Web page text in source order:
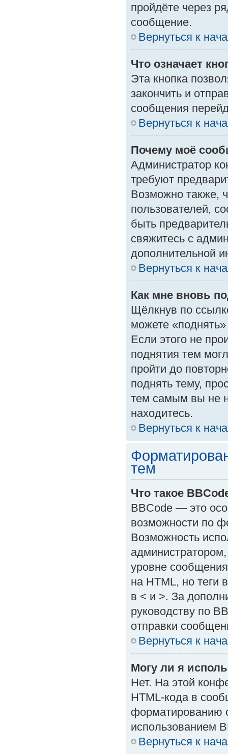
пройдёте через
сообщение.
Вернуться к
Что означает
Эта кнопка
закончить и
сообщения
Вернуться к
Почему моё
Администратор
требуют
Возможно также,
пользователей,
быть
свяжитесь с
дополнительной
Вернуться к
Как мне вновь
Щёлкнув по
можете
Если этого не
поднятия тем
пройти до
поднять тему,
тем самым вы не
находитесь.
Вернуться к
тем
Что такое
BBCode — это
возможности по
Возможность
уровне
на HTML, но теги
в < и >. За
руководству по
отправки
Вернуться к
Могу ли я
Нет. На этой
HTML-кода в
форматированию
использованием
Вернуться к